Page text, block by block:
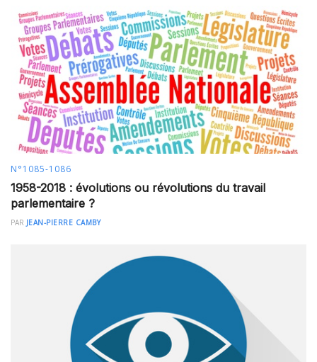
N°1085-1086
1958-2018 : évolutions ou révolutions du travail
parlementaire ?
PAR JEAN-PIERRE CAMBY